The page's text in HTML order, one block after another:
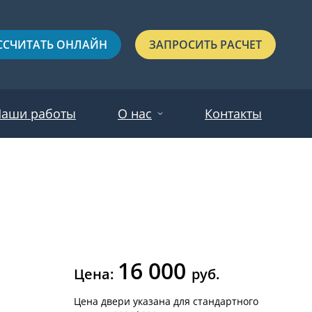
ОНЛАЙН ЗАПРОСИТЬ РАСЧЕТ
работы О нас Контакты
Цена: 16 000 руб.
Цена двери указана для стандартного